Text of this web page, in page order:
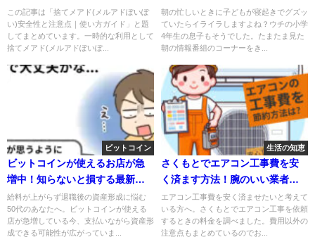
ド
この記事は「捨てメアド(メルアドぽいぽ
い)安全性と注意点｜使い方ガイド」と題
してまとめています。一時的な利用として
捨てメアド(メルアドぽいぽ...
方
朝の忙しいときに子どもが寝起きでグズッ
ていたらイライラしますよね？ウチの小学
4年生の息子もそうでした。たまたま見た
朝の情報番組のコーナーをき...
ビットコイン
ビットコインが使えるお店が急
増中！知らないと損する最新決
済事情
給料が上がらず退職後の資産形成に悩む
50代のあなたへ。ビットコインが使える
店が急増している今、支払いながら資産形
成できる可能性が広がっていま...
生活の知恵
さくもとでエアコン工事費を安
く済ます方法！腕のいい業者を
見つけるコツも紹介
エアコン工事費を安く済ませたいと考えて
いる方へ。さくもとでエアコン工事を依頼
するときの料金を調べました。費用以外の
注意点もまとめているのでお...